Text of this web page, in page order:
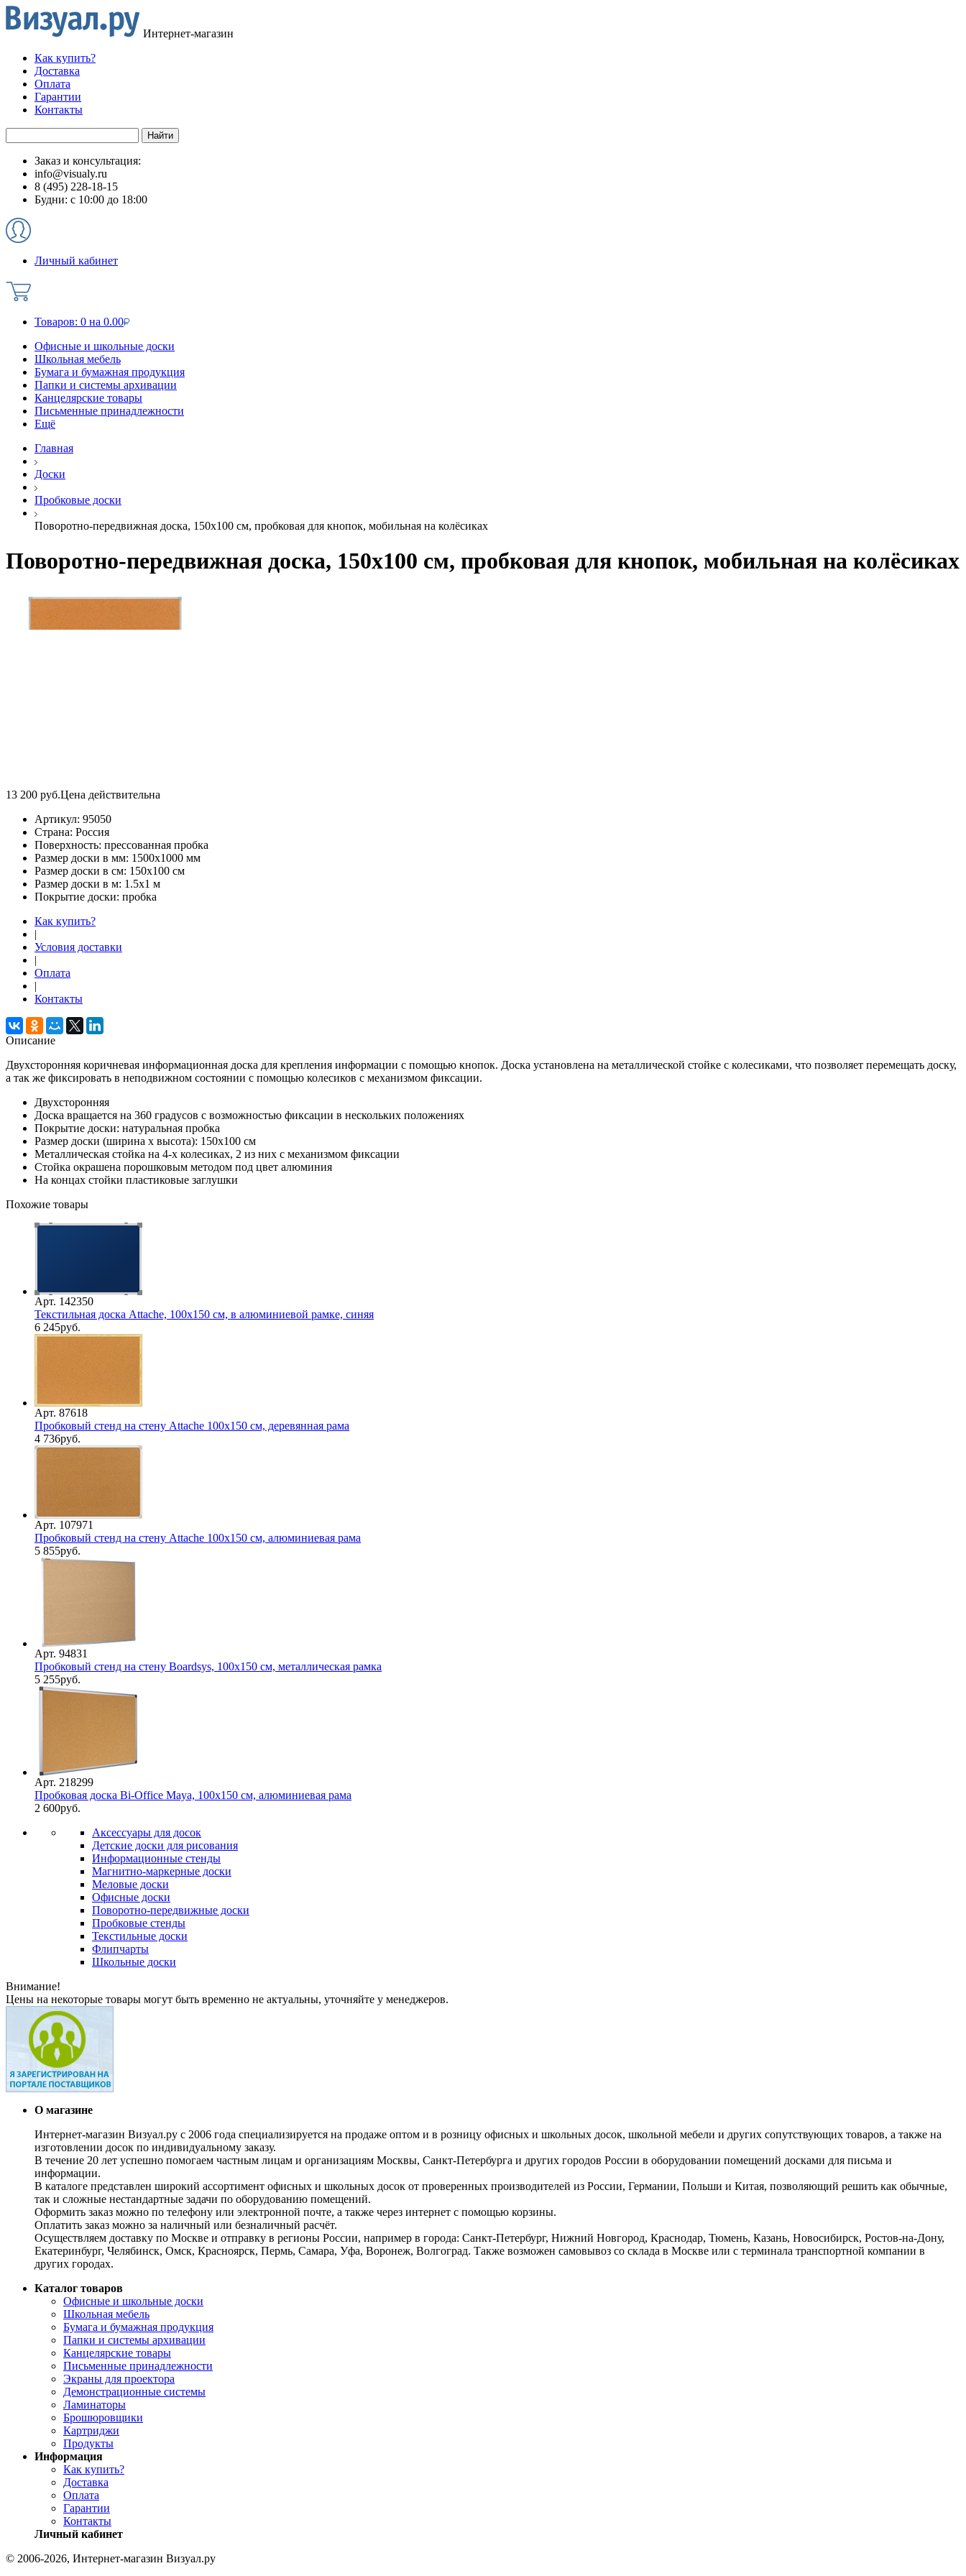
Интернет-магазин
Как купить?
Доставка
Оплата
Гарантии
Контакты
Заказ и консультация:
info@visualy.ru
8 (495) 228-18-15
Будни: с 10:00 до 18:00
Личный кабинет
Товаров: 0 на 0.00
Офисные и школьные доски
Школьная мебель
Бумага и бумажная продукция
Папки и системы архивации
Канцелярские товары
Письменные принадлежности
Ещё
Главная
Доски
Пробковые доски
Поворотно-передвижная доска, 150х100 см, пробковая для кнопок, мобильная на колёсиках
Поворотно-передвижная доска, 150х100 см, пробковая для кнопок, мобильная на колёсиках
13 200 руб.Цена действительна
Артикул: 95050
Страна: Россия
Поверхность: прессованная пробка
Размер доски в мм: 1500х1000 мм
Размер доски в см: 150х100 см
Размер доски в м: 1.5х1 м
Покрытие доски: пробка
Как купить?
|
Условия доставки
|
Оплата
|
Контакты
Описание
Двухсторонняя коричневая информационная доска для крепления информации с помощью кнопок. Доска установлена на металлической стойке с колесиками, что позволяет перемещать доску,
а так же фиксировать в неподвижном состоянии с помощью колесиков с механизмом фиксации.
Двухсторонняя
Доска вращается на 360 градусов с возможностью фиксации в нескольких положениях
Покрытие доски: натуральная пробка
Размер доски (ширина х высота): 150х100 см
Металлическая стойка на 4-х колесиках, 2 из них с механизмом фиксации
Стойка окрашена порошковым методом под цвет алюминия
На концах стойки пластиковые заглушки
Похожие товары
Арт. 142350
Текстильная доска Attache, 100х150 см, в алюминиевой рамке, синяя
6 245руб.
Арт. 87618
Пробковый стенд на стену Attache 100х150 см, деревянная рама
4 736руб.
Арт. 107971
Пробковый стенд на стену Attache 100х150 см, алюминиевая рама
5 855руб.
Арт. 94831
Пробковый стенд на стену Boardsys, 100х150 см, металлическая рамка
5 255руб.
Арт. 218299
Пробковая доска Bi-Office Maya, 100х150 см, алюминиевая рама
2 600руб.
Аксессуары для досок
Детские доски для рисования
Информационные стенды
Магнитно-маркерные доски
Меловые доски
Офисные доски
Поворотно-передвижные доски
Пробковые стенды
Текстильные доски
Флипчарты
Школьные доски
Внимание!
Цены на некоторые товары могут быть временно не актуальны, уточняйте у менеджеров.
О магазине
Интернет-магазин Визуал.ру с 2006 года специализируется на продаже оптом и в розницу офисных и школьных досок, школьной мебели и других сопутствующих товаров, а также на
изготовлении досок по индивидуальному заказу.
В течение 20 лет успешно помогаем частным лицам и организациям Москвы, Санкт-Петербурга и других городов России в оборудовании помещений досками для письма и
информации.
В каталоге представлен широкий ассортимент офисных и школьных досок от проверенных производителей из России, Германии, Польши и Китая, позволяющий решить как обычные,
так и сложные нестандартные задачи по оборудованию помещений.
Оформить заказ можно по телефону или электронной почте, а также через интернет с помощью корзины.
Оплатить заказ можно за наличный или безналичный расчёт.
Осуществляем доставку по Москве и отправку в регионы России, например в города: Санкт-Петербург, Нижний Новгород, Краснодар, Тюмень, Казань, Новосибирск, Ростов-на-Дону,
Екатеринбург, Челябинск, Омск, Красноярск, Пермь, Самара, Уфа, Воронеж, Волгоград. Также возможен самовывоз со склада в Москве или с терминала транспортной компании в
других городах.
Каталог товаров
Офисные и школьные доски
Школьная мебель
Бумага и бумажная продукция
Папки и системы архивации
Канцелярские товары
Письменные принадлежности
Экраны для проектора
Демонстрационные системы
Ламинаторы
Брошюровщики
Картриджи
Продукты
Информация
Как купить?
Доставка
Оплата
Гарантии
Контакты
Личный кабинет
© 2006-2026, Интернет-магазин Визуал.ру